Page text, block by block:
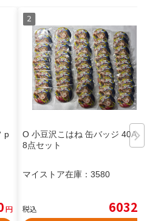
p
円
O 小豆沢こはね 缶バッジ 40A 4
8点セット
マイストア在庫： 3580
税込 6032